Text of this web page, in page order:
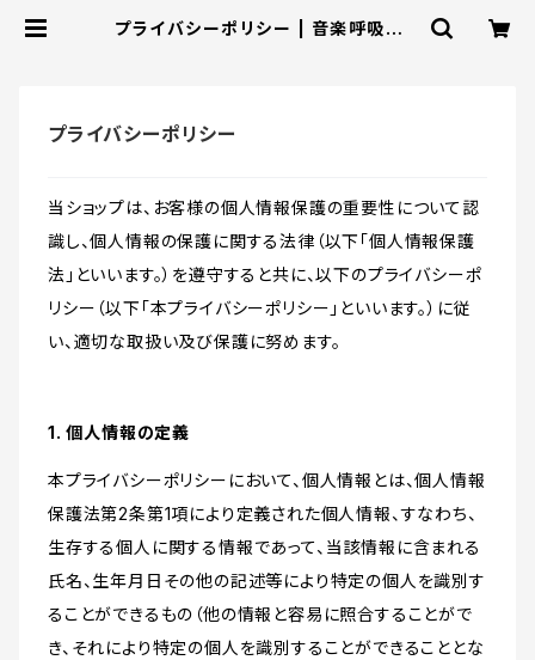
プライバシーポリシー | 音楽呼吸オン
プライバシーポリシー
当ショップは、お客様の個人情報保護の重要性について認
識し、個人情報の保護に関する法律（以下「個人情報保護
法」といいます。）を遵守すると共に、以下のプライバシーポ
リシー（以下「本プライバシーポリシー」といいます。）に従
い、適切な取扱い及び保護に努めます。
1. 個人情報の定義
本プライバシーポリシーにおいて、個人情報とは、個人情報
保護法第2条第1項により定義された個人情報、すなわち、
生存する個人に関する情報であって、当該情報に含まれる
氏名、生年月日その他の記述等により特定の個人を識別す
ることができるもの（他の情報と容易に照合することがで
き、それにより特定の個人を識別することができることとな